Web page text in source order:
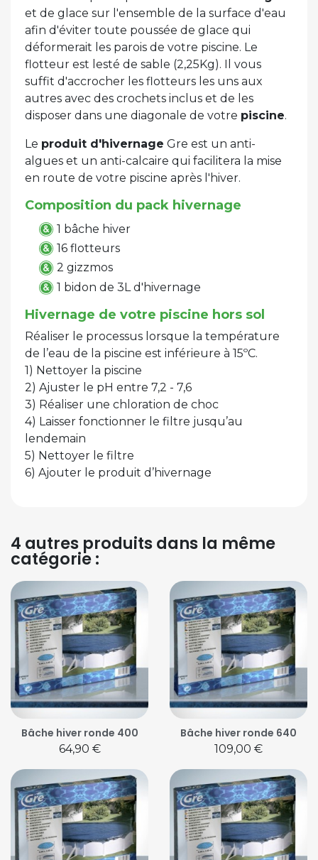
et de glace sur l'ensemble de la surface d'eau
afin d'éviter toute poussée de glace qui
déformerait les parois de votre piscine. Le
flotteur est lesté de sable (2,25Kg). Il vous
suffit d'accrocher les flotteurs les uns aux
autres avec des crochets inclus et de les
disposer dans une diagonale de votre piscine.
Le produit d'hivernage Gre est un anti-
algues et un anti-calcaire qui facilitera la mise
en route de votre piscine après l'hiver.
Composition du pack hivernage
1 bâche hiver
16 flotteurs
2 gizzmos
1 bidon de 3L d'hivernage
Hivernage de votre piscine hors sol
Réaliser le processus lorsque la température
de l’eau de la piscine est inférieure à 15ºC.
1) Nettoyer la piscine
2) Ajuster le pH entre 7,2 - 7,6
3) Réaliser une chloration de choc
4) Laisser fonctionner le filtre jusqu’au
lendemain
5) Nettoyer le filtre
6) Ajouter le produit d’hivernage
4 autres produits dans la même
catégorie :
Bâche hiver ronde 400
Prix
64,90 €
Bâche hiver ronde 640
Prix
109,00 €